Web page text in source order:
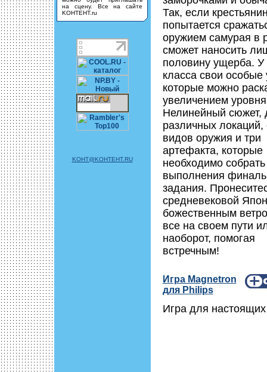
на сцену. Все на сайте
KOHTEHT.ru
KOHT@KOHTEHT.RU
Так, если
попытается
оружием самурая в
сможет наносить
половину ущерба. У
класса свои особые
которые можно
увеличением
Нелинейный сюжет,
различных локаций,
видов оружия и три
артефакта, которые
необходимо
выполнения
задания.
средневековой
божественным
все на своем пути
наоборот, помогая
встречным!
Игра Magnetron
для Philips
Игра для